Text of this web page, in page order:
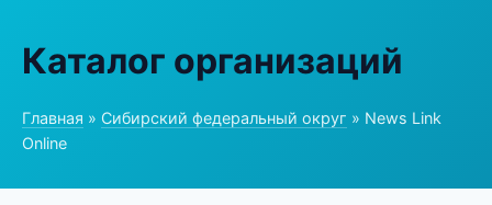
Каталог организаций
Главная » Сибирский федеральный округ » News Link
Online